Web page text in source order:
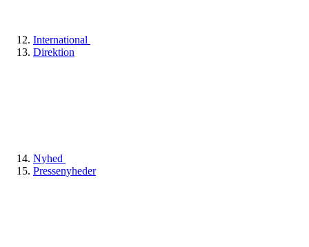
International
Direktion
Nyhed
Pressenyheder